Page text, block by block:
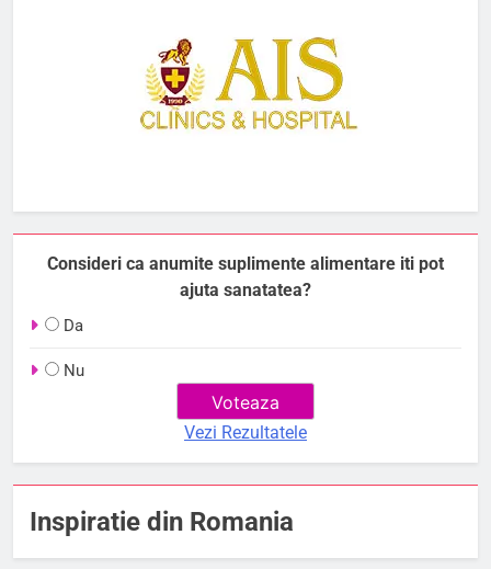
Consideri ca anumite suplimente alimentare iti pot
ajuta sanatatea?
Da
Nu
Vezi Rezultatele
Inspiratie din Romania